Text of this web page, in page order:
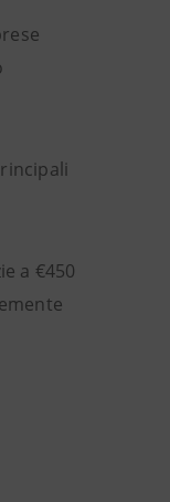
a €450